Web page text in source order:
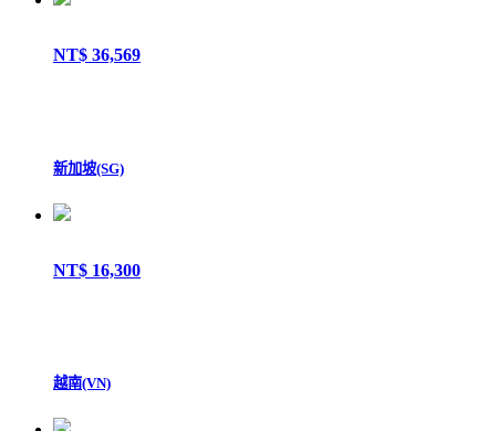
NT$ 36,569
新加坡(SG)
NT$ 16,300
越南(VN)